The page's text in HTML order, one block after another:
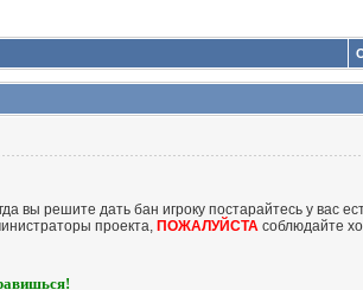
вы решите дать бан игроку постарайтесь у вас
проекта, ПОЖАЛУЙСТА соблюдайте